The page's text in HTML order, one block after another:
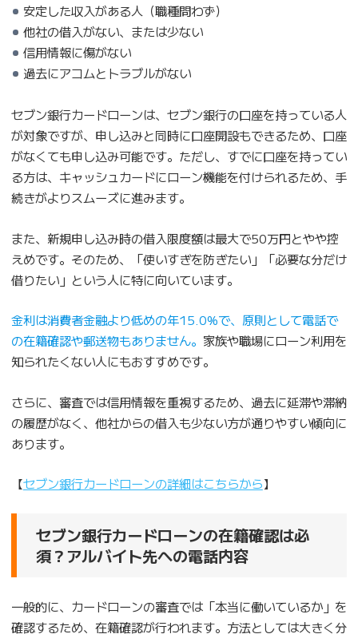
安定した収入がある人（職種問わず）
他社の借入がない、または少ない
信用情報に傷がない
過去にアコムとトラブルがない
セブン銀行カードローンは、セブン銀行の口座を持っている人
が対象ですが、申し込みと同時に口座開設もできるため、口座
がなくても申し込み可能です。ただし、すでに口座を持ってい
る方は、キャッシュカードにローン機能を付けられるため、手
続きがよりスムーズに進みます。
また、新規申し込み時の借入限度額は最大で50万円とやや控
えめです。そのため、「使いすぎを防ぎたい」「必要な分だけ
借りたい」という人に特に向いています。
金利は消費者金融より低めの年15.0%で、原則として電話で
の在籍確認や郵送物もありません。 家族や職場にローン利用を
知られたくない人にもおすすめです。
さらに、審査では信用情報を重視するため、過去に延滞や滞納
の履歴がなく、他社からの借入も少ない方が通りやすい傾向に
あります。
【セブン銀行カードローンの詳細はこちらから】
セブン銀行カードローンの在籍確認は必
須？アルバイト先への電話内容
一般的に、カードローンの審査では「本当に働いているか」を
確認するため、在籍確認が行われます。方法としては大きく分